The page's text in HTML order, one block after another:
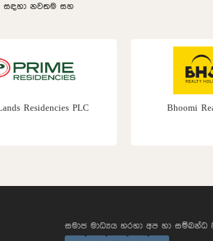
සඳහා නවතම සහ
Bhoomi Reality Holdings
සමාජ මාධ්‍යය හරහා අප හා සම්බන්ධ